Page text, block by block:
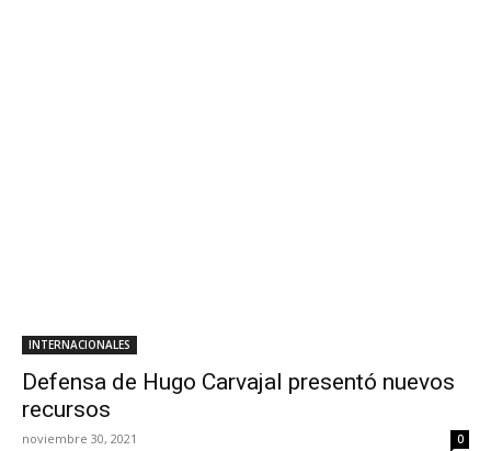
INTERNACIONALES
Defensa de Hugo Carvajal presentó nuevos
recursos
noviembre 30, 2021 0